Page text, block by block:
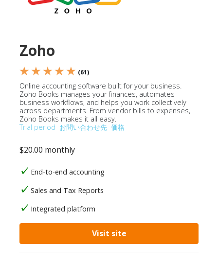
Zoho
★ ★ ★ ★ ★ (61)
Online accounting software built for your business.
Zoho Books manages your finances, automates
business workflows, and helps you work collectively
across departments. From vendor bills to expenses,
Zoho Books makes it all easy.
Trial period お問い合わせ先 価格
$20.00 monthly
End-to-end accounting
Sales and Tax Reports
Integrated platform
Visit site